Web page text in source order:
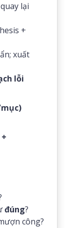
quay lại
+
xuất
lỗi
đúng?
công?